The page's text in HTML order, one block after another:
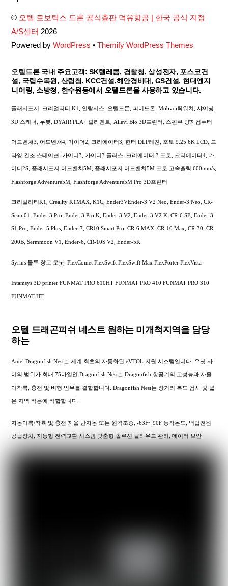
© 오텔 로보틱스 드론 공식총판 덕유항공 | 한국 공식 지정
A/S센터 2026
Powered byWordPress •Themify WordPress Themes
오텔드론 국내 주요고객: SK텔레콤, 경찰청, 삼성전자, 포스코건
설, 국립수목원, 산림청, KCC건설,해안경비대, GS건설, 현대엔지
니어링, 소방청, 한수원등에서 오텔드론을 사용하고 있습니다.
플래시포지, 크리얼리티 K1, 인탐시스, 오텔드론, 피미드론, Mobvoi틱워치, 샤이닝
3D 스캐너, 두봇, DYAIR PLA+ 필라멘트, Allevi Bio 3D프린터, 스핀큐 양자컴퓨터
어드벤쳐3, 어드벤쳐4, 가이더2, 크리에이터3, 헌터 DLP레진, 포토 9.25 6K LCD, 드
라잉 건조 스테이션, 가이더3, 가이더3 플러스, 크리에이터 3 프로, 크리에이터4, 가
이더2S, 플래시포지 어드벤쳐5M, 플래시포지 어드벤쳐5M 프로 고속출력 600mm/s,
Flashforge Adventure5M, Flashforge Adventure5M Pro 3D프린터
크리얼리티K1, Creality K1MAX, K1C, Ender3VEnder-3 V2 Neo, Ender-3 Neo, CR-
Scan 01, Ender-3 Pro, Ender-3 Pro K, Ender-3 V2, Ender-3 V2 K, CR-6 SE, Ender-3
S1 Pro, Ender-5 Plus, Ender-7, CR10 Smart Pro, CR-6 MAX, CR-10 Max, CR-30, CR-
200B, Sermmoon V1, Ender-6, CR-10S V2, Ender-5K
Syrius 물류 창고 로봇 FlexComet FlexSwift FlexSwift Max FlexPorter FlexVista
Intamsys 3D printer FUNMAT PRO 610HT FUNMAT PRO 410 FUNMAT PRO 310
FUNMAT HT
오텔 드래곤피쉬 네스트 원하는 미개척지역을 담당
하는
Autel Dragonfish Nest는 세계 최초의 자동화된 eVTOL 지원 시스템입니다. 유닛 사
이의 범위가 최대 75마일인 Dragonfish Nest는 Dragonfish 항공기의 고성능과 자율
이착륙, 충전 및 비행 임무를 결합합니다. Dragonfish Nest는 장거리 복도 검사 및 넓
은 지역 적용에 적합합니다.
자동이륙/착륙 및 충전 자율 반자동 또는 원격조종, -63F~ 90F 동작온도, 백업전원
공급장치, 지능형 전력교환 시스템 맞춤형 솔루션 클라우드 관리, 데이터 보안